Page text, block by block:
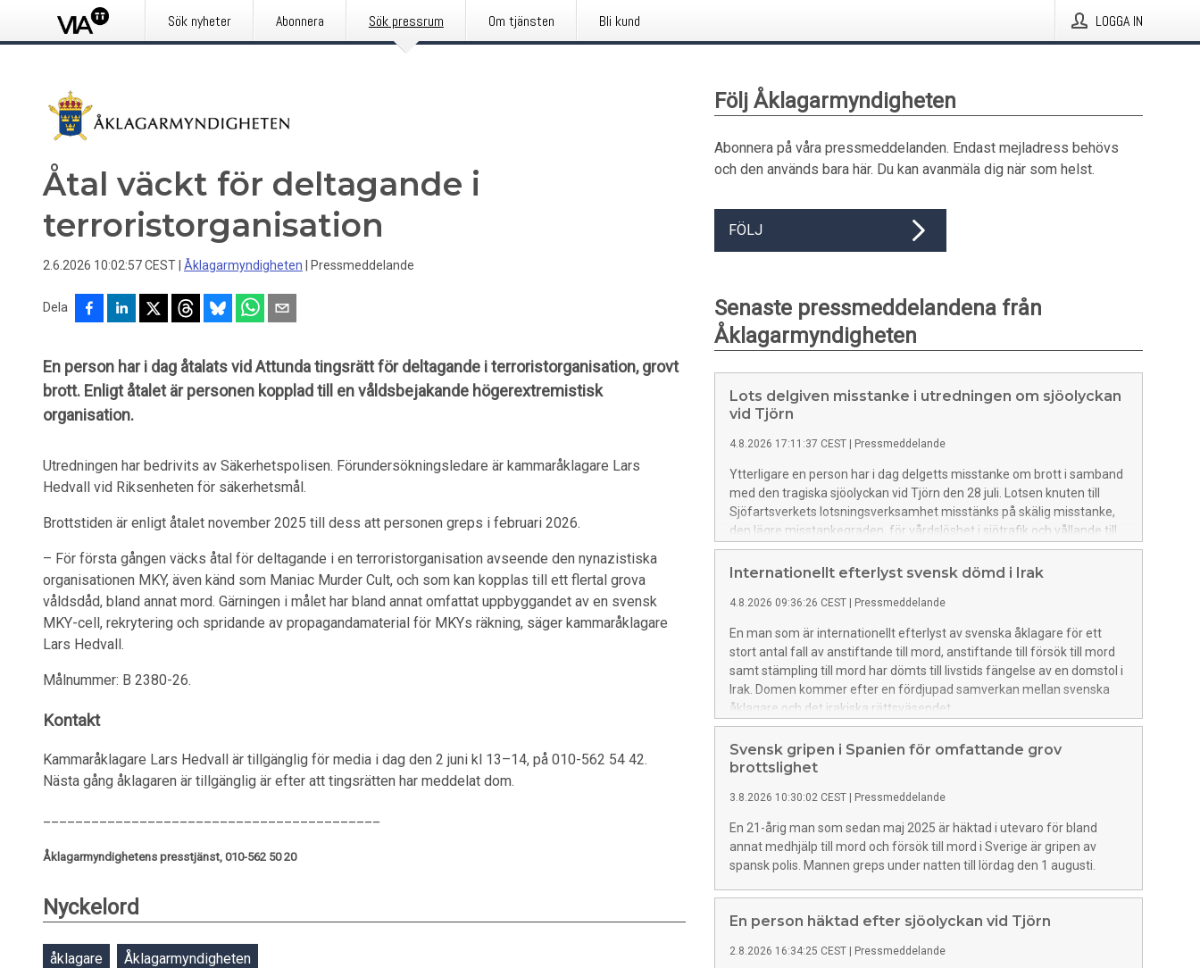
Sök nyheter Abonnera Sök pressrum Om tjänsten Bli kund LOGGA IN
Åtal väckt för deltagande i
terroristorganisation
2.6.2026 10:02:57 CEST Åklagarmyndigheten Pressmeddelande
Dela
En person har i dag åtalats vid Attunda tingsrätt för deltagande i terroristorganisation, grovt
brott. Enligt åtalet är personen kopplad till en våldsbejakande högerextremistisk
organisation.
Utredningen har bedrivits av Säkerhetspolisen. Förundersökningsledare är kammaråklagare Lars
Hedvall vid Riksenheten för säkerhetsmål.
Brottstiden är enligt åtalet november 2025 till dess att personen greps i februari 2026.
– För första gången väcks åtal för deltagande i en terroristorganisation avseende den nynazistiska
organisationen MKY, även känd som Maniac Murder Cult, och som kan kopplas till ett flertal grova
våldsdåd, bland annat mord. Gärningen i målet har bland annat omfattat uppbyggandet av en svensk
MKY-cell, rekrytering och spridande av propagandamaterial för MKYs räkning, säger kammaråklagare
Lars Hedvall.
Målnummer: B 2380-26.
Kontakt
Kammaråklagare Lars Hedvall är tillgänglig för media i dag den 2 juni kl 13–14, på 010-562 54 42.
Nästa gång åklagaren är tillgänglig är efter att tingsrätten har meddelat dom.
Åklagarmyndighetens presstjänst, 010-562 50 20
Nyckelord
åklagare Åklagarmyndigheten
Följ Åklagarmyndigheten
Abonnera på våra pressmeddelanden. Endast mejladress behövs
och den används bara här. Du kan avanmäla dig när som helst.
FÖLJ
Senaste pressmeddelandena från
Åklagarmyndigheten
Lots delgiven misstanke i utredningen om sjöolyckan
vid Tjörn
4.8.2026 17:11:37 CEST Pressmeddelande
Ytterligare en person har i dag delgetts misstanke om brott i samband
med den tragiska sjöolyckan vid Tjörn den 28 juli. Lotsen knuten till
Sjöfartsverkets lotsningsverksamhet misstänks på skälig misstanke,
den lägre misstankegraden, för vårdslöshet i sjötrafik och vållande till
annans död. Lotsen förnekar brott.
Internationellt efterlyst svensk dömd i Irak
4.8.2026 09:36:26 CEST Pressmeddelande
En man som är internationellt efterlyst av svenska åklagare för ett
stort antal fall av anstiftande till mord, anstiftande till försök till mord
samt stämpling till mord har dömts till livstids fängelse av en domstol i
Irak. Domen kommer efter en fördjupad samverkan mellan svenska
åklagare och det irakiska rättsväsendet.
Svensk gripen i Spanien för omfattande grov
brottslighet
3.8.2026 10:30:02 CEST Pressmeddelande
En 21-årig man som sedan maj 2025 är häktad i utevaro för bland
annat medhjälp till mord och försök till mord i Sverige är gripen av
spansk polis. Mannen greps under natten till lördag den 1 augusti.
En person häktad efter sjöolyckan vid Tjörn
2.8.2026 16:34:25 CEST Pressmeddelande